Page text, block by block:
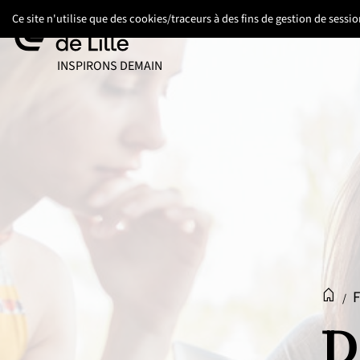
Ce site n'utilise que des cookies/traceurs à des fins de gestion de
Aller
contenu
Aller
au
menu
principal
Aller
pied
UNIVERSITÉ DE LILLE
INSPIRONS DEMAIN
/